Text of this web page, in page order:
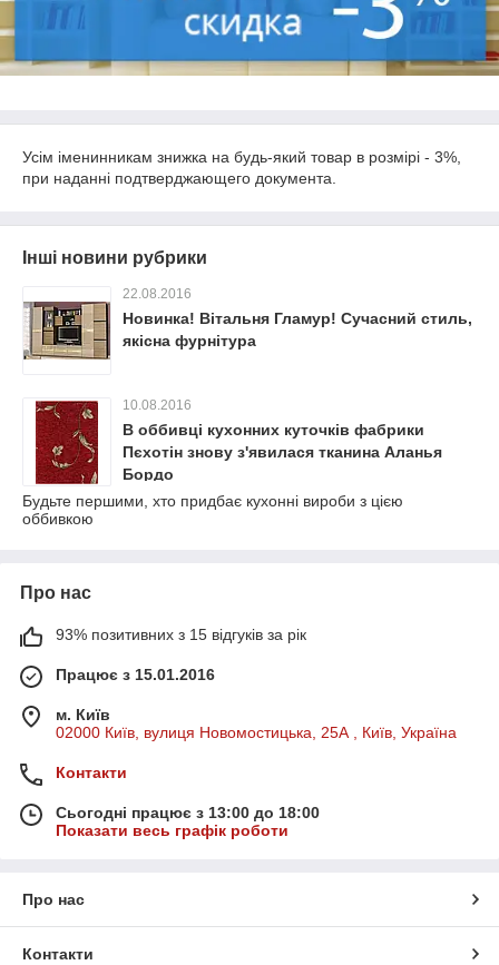
Усім іменинникам знижка на будь-який товар в розмірі - 3%,
при наданні подтверджающего документа.
Інші новини рубрики
22.08.2016
Новинка! Вітальня Гламур! Сучасний стиль,
якісна фурнітура
10.08.2016
В оббивці кухонних куточків фабрики
Пєхотін знову з'явилася тканина Аланья
Бордо
Будьте першими, хто придбає кухонні вироби з цією
оббивкою
Про нас
93% позитивних з 15 відгуків за рік
Працює з 15.01.2016
м. Київ
02000 Київ, вулиця Новомостицька, 25А , Київ, Україна
Контакти
Сьогодні працює з 13:00 до 18:00
Показати весь графік роботи
Про нас
Контакти